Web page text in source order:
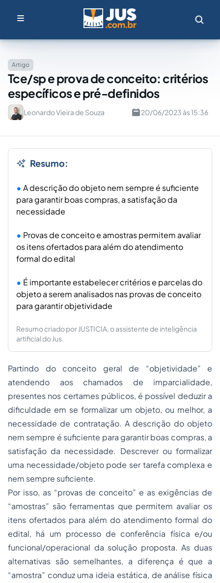
Artigo
Tce/sp e prova de conceito: critérios
específicos e pré-definidos
Leonardo Vieira de Souza 20/06/2023 às 15:36
Resumo:
A descrição do objeto nem sempre é suficiente
para garantir boas compras, a satisfação da
necessidade
Provas de conceito e amostras permitem avaliar
os itens ofertados para além do atendimento
formal do edital
É importante estabelecer critérios e parcelas do
objeto a serem analisados nas provas de conceito
para garantir objetividade
Resumo criado por JUSTICIA, o assistente de inteligência
artificial do Jus.
Partindo do conceito geral de “objetividade” e
atendendo aos chamados de imparcialidade,
presentes nos certames públicos, é possível deduzir a
dificuldade em se formalizar um objeto, ou melhor, a
necessidade de contratação. A descrição do objeto
nem sempre é suficiente para garantir boas compras, a
satisfação da necessidade. Descrever ou formalizar
uma necessidade/objeto pode ser tarefa complexa e
nem sempre suficiente.
Por isso, as “provas de conceito” e as exigências de
“amostras” são ferramentas que permitem avaliar os
itens ofertados para além do atendimento formal do
edital, há um processo de conferência física e/ou
funcional/operacional da solução proposta. As duas
alternativas são semelhantes, a diferença é que a
“amostra” conduz uma ideia estática, de análise física